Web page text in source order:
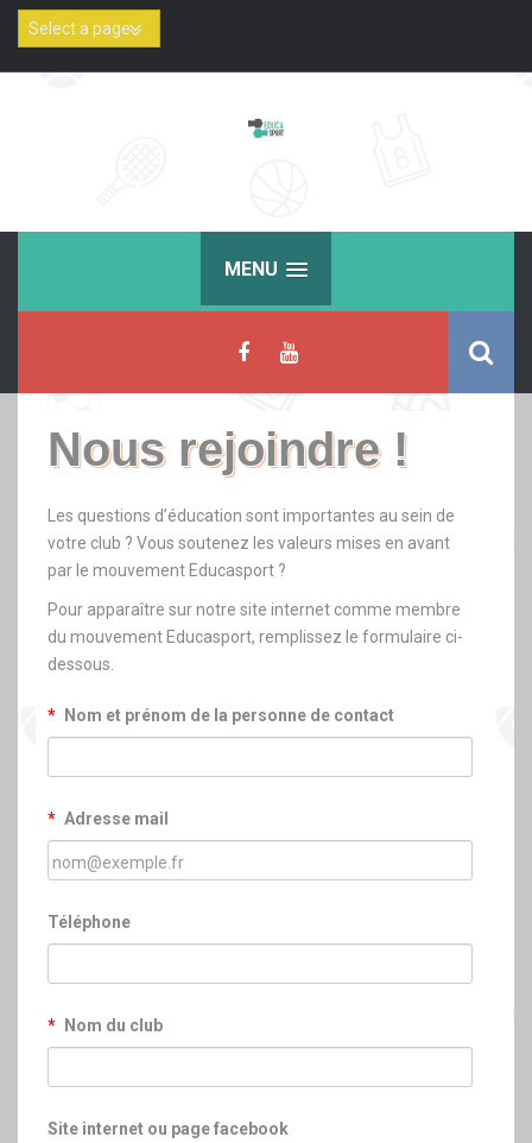
Skip
MENU
Nous rejoindre !
Les questions d’éducation sont importantes au sein de
votre club ? Vous soutenez les valeurs mises en avant
par le mouvement Educasport ?
Pour apparaître sur notre site internet comme membre
du mouvement Educasport, remplissez le formulaire ci-
dessous.
* Nom et prénom de la personne de contact
* Adresse mail
Téléphone
* Nom du club
Site internet ou page facebook